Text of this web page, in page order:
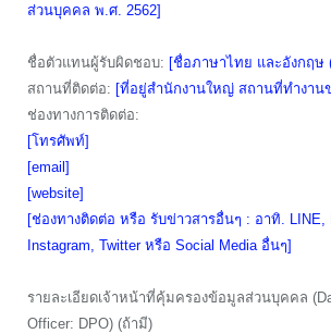
ส่วนบุคคล พ.ศ. 2562]
ชื่อตัวแทนผู้รับผิดชอบ: [ชื่อภาษาไทย และอังกฤษ
สถานที่ติดต่อ: [ที่อยู่สำนักงานใหญ่ สถานที่ทำงา
ช่องทางการติดต่อ:
[โทรศัพท์]
[email]
[website]
[ช่องทางติดต่อ หรือ รับข่าวสารอื่นๆ : อาทิ. LINE,
Instagram, Twitter หรือ Social Media อื่นๆ]
รายละเอียดเจ้าหน้าที่คุ้มครองข้อมูลส่วนบุคคล
Officer: DPO) (ถ้ามี)